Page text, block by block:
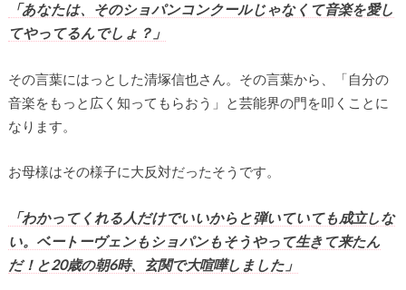
「あなたは、そのショパンコンクールじゃなくて音楽を愛し
てやってるんでしょ？」
その言葉にはっとした清塚信也さん。その言葉から、「自分の
音楽をもっと広く知ってもらおう」と芸能界の門を叩くことに
なります。
お母様はその様子に大反対だったそうです。
「わかってくれる人だけでいいからと弾いていても成立しな
い。ベートーヴェンもショパンもそうやって生きて来たん
だ！と20歳の朝6時、玄関で大喧嘩しました」